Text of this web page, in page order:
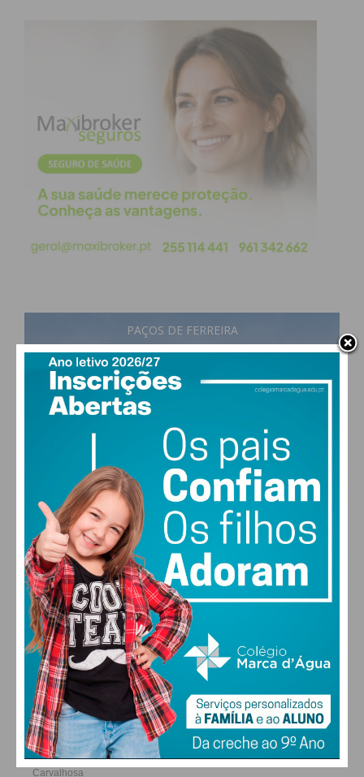
PAÇOS DE FERREIRA
26°
58% humidade
vento: 4m/s O
27°
DOM
30
SEG
30°
TER
31°
FARMACIAS DE SERVIÇO EM PAÇOS DE
FERREIRA